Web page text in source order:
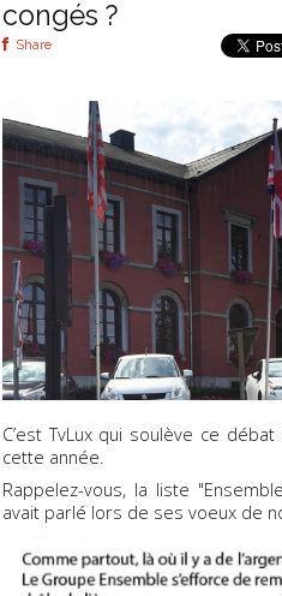
congés ?
Share
C’est TvLux qui soulève ce
cette année.
Rappelez-vous, la liste
avait parlé lors de ses voeux de